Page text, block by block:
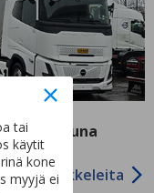
sähköjuna
Lisää artikkeleita
tai
käytit
kone
myyjä ei